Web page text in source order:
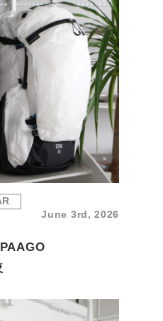
June 3rd, 2026